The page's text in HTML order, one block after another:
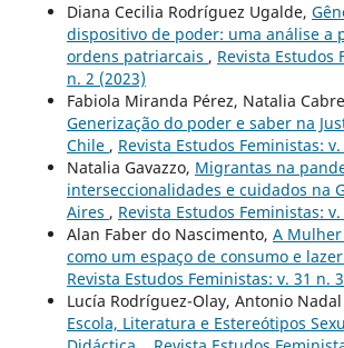
Diana Cecilia Rodríguez Ugalde,
dispositivo de poder: uma análise a
ordens patriarcais , Revista Estudos
n. 2 (2023)
Fabiola Miranda Pérez, Natalia
Generização do poder e saber na
Chile , Revista Estudos Feministas:
Natalia Gavazzo, Migrantas na
interseccionalidades e cuidados na
Aires , Revista Estudos Feministas:
Alan Faber do Nascimento, A
como um espaço de consumo e
Revista Estudos Feministas: v. 31 n.
Lucía Rodríguez-Olay, Antonio
Escola, Literatura e Estereótipos